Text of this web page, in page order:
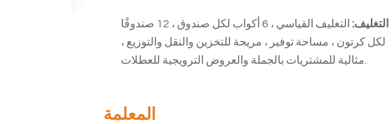
التغليف:
التغليف القياسي ، 6 أكواب لكل صندوق ، 12 صندوقًا
لكل كرتون ، مساحة توفير ، مريحة للتخزين والنقل والتوزيع ،
المعلمة